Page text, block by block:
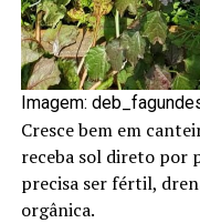
Imagem:
Cresce bem em
receba sol direto por
precisa ser fértil,
orgânica.